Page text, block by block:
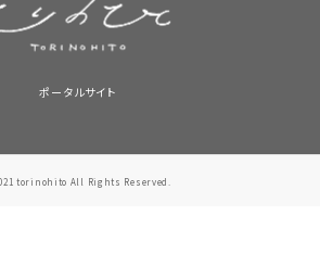
ポータルサイト
torinohito All Rights Reserved.